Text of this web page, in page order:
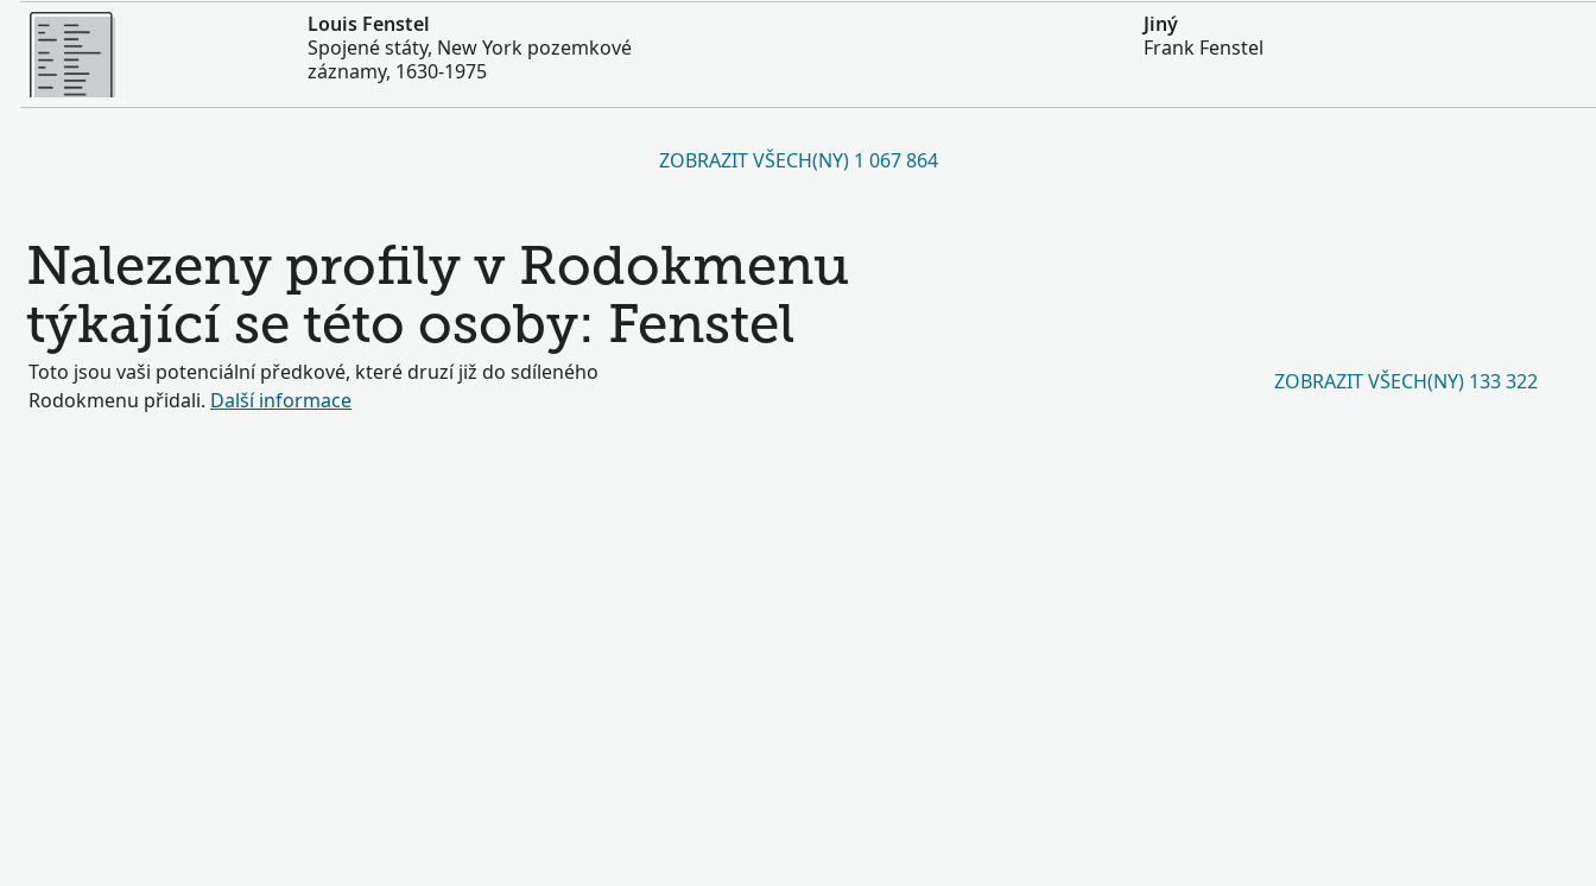
Více
Louis Fenstel
Spojené státy, New York pozemkové
záznamy, 1630-1975
Jiný
Frank Fenstel
ZOBRAZIT VŠECH(NY) 1 067 864
Nalezeny profily v Rodokmenu
týkající se této osoby: Fenstel
Toto jsou vaši potenciální předkové, které druzí již do sdíleného
Rodokmenu přidali. Další informace
ZOBRAZIT VŠECH(NY) 133 322